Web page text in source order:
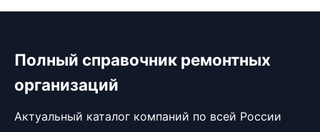
Полный справочник ремонтных
организаций
Актуальный каталог компаний по всей России